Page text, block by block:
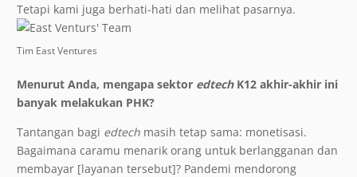
Tetapi kami juga berhati-hati dan melihat pasarnya.
Tim East Ventures
Menurut Anda, mengapa sektor edtech K12 akhir-akhir ini
banyak melakukan PHK?
Tantangan bagi edtech masih tetap sama: monetisasi.
Bagaimana caramu menarik orang untuk berlangganan dan
membayar [layanan tersebut]? Pandemi mendorong